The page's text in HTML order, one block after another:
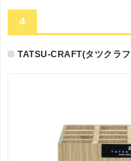
4
TATSU-CRAFT(タツクラ